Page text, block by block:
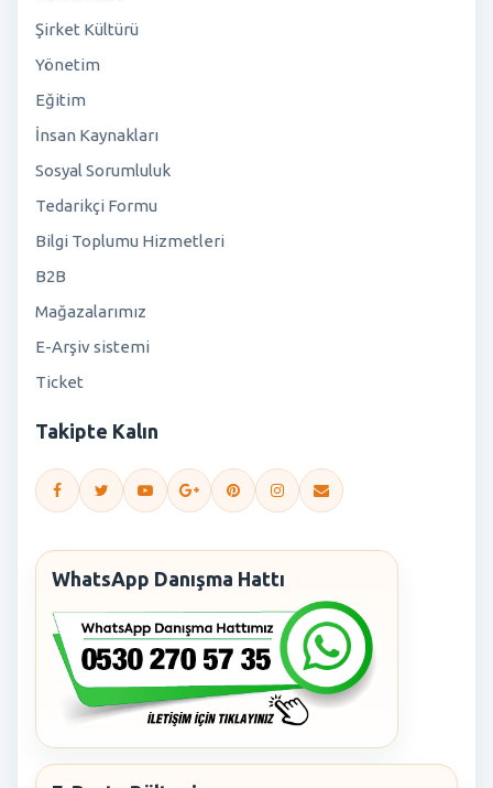
Şirket Kültürü
Yönetim
Eğitim
İnsan Kaynakları
Sosyal Sorumluluk
Tedarikçi Formu
Bilgi Toplumu Hizmetleri
B2B
Mağazalarımız
E-Arşiv sistemi
Ticket
Takipte Kalın
WhatsApp Danışma Hattı